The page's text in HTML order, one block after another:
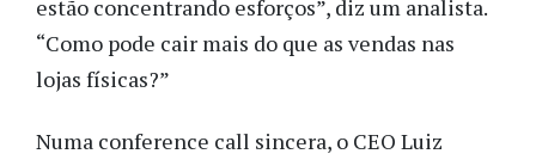
estão concentrando esforços”, diz um analista.
“Como pode cair mais do que as vendas nas
lojas físicas?”
Numa conference call sincera, o CEO Luiz